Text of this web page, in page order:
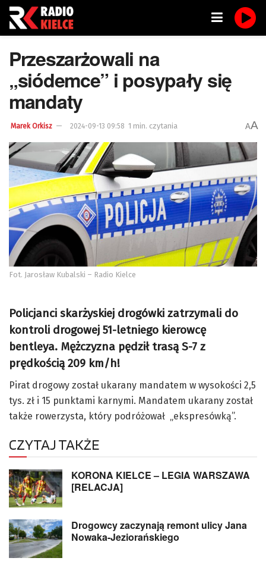
Przeszarżowali na
„siódemce” i posypały się
mandaty
Marek Orkisz 2024-09-13 09:58 1 min. czytania AA
Fot. Jarosław Kubalski – Radio Kielce
Policjanci skarżyskiej drogówki zatrzymali do
kontroli drogowej 51-letniego kierowcę
bentleya. Mężczyzna pędził trasą S-7 z
prędkością 209 km/h!
Pirat drogowy został ukarany mandatem w wysokości 2,5
tys. zł i 15 punktami karnymi. Mandatem ukarany został
także rowerzysta, który podróżował „ekspresówką”.
CZYTAJ TAKŻE
KORONA KIELCE – LEGIA WARSZAWA
[RELACJA]
Drogowcy zaczynają remont ulicy Jana
Nowaka-Jeziorańskiego